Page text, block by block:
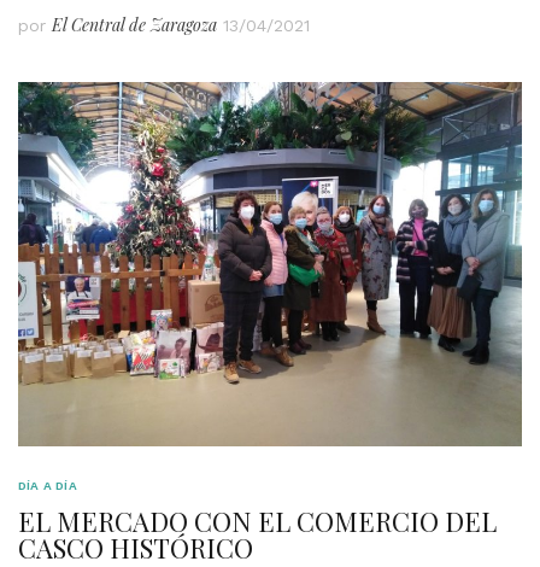
por El Central de Zaragoza 13/04/2021
DÍA A DÍA
EL MERCADO CON EL COMERCIO DEL
CASCO HISTÓRICO